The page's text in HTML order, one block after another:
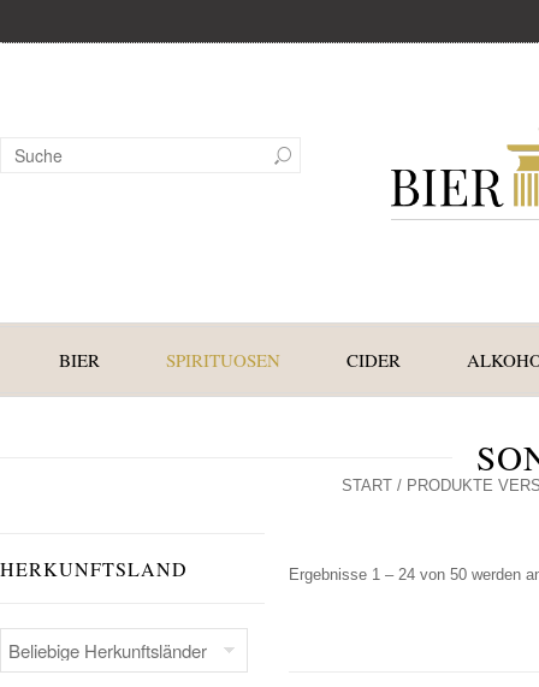
BIER SPIRITUOSEN CIDER
START/ PRODUKTE
HERKUNFTSLAND Ergebnisse 1 – 24 von 50 werden